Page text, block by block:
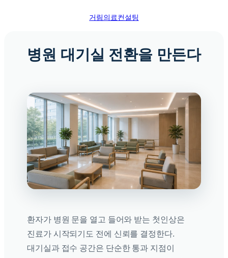
거림의료컨설팅
병원 대기실 전환을 만든다
환자가 병원 문을 열고 들어와 받는 첫인상은
진료가 시작되기도 전에 신뢰를 결정한다.
대기실과 접수 공간은 단순한 통과 지점이